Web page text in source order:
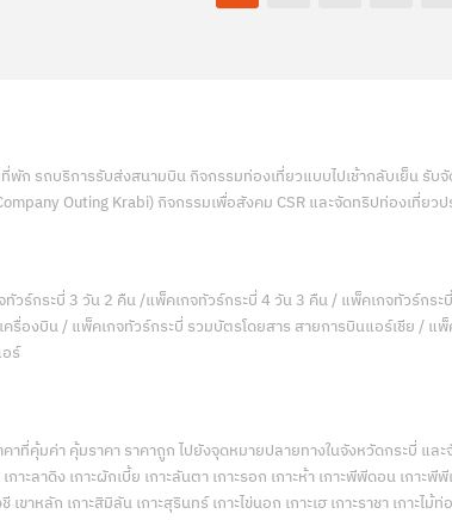
พัก รถบริการรับส่งสนามบิน กิจกรรมท่องเที่ยวแบบไปเช้ากลับเย็น
Outing Krabi) กิจกรรมเพื่อสังคม CSR และจัดทริปท่องเที่ยวป
วร์กระบี่ 3 วัน 2 คืน /แพ็คเกจทัวร์กระบี่ 4 วัน 3 คืน / แพ็คเกจทัวร์ก
รื่องบิน / แพ็คเกจทัวร์กระบี่ รวมบัตรโดยสาร สายการบินแอร์เชีย /
ร์
าที่คุ้มค่า คุ้มราคา ราคาถูก ไปยังจุดหมายปลายทางในจังหวัดกระบี่ แ
าะลาดิง เกาะผักเบี้ย เกาะลันตา เกาะรอก เกาะห้า เกาะพีพีดอน เกาะ
าหลัก เกาะสิมิลัน เกาะสุรินทร์ เกาะไข่นอก เกาะเฮ เกาะราชา เกาะไม้